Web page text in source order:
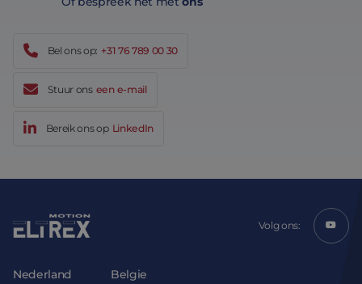
Bel ons op: +31 76 789 00 30
Stuur ons een e-mail
Bereik ons op LinkedIn
Volg ons:
Nederland Belgie